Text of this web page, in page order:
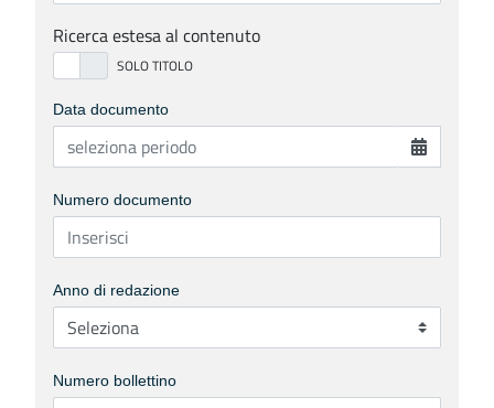
Ricerca estesa al contenuto
Data documento
Numero documento
Anno di redazione
Numero bollettino